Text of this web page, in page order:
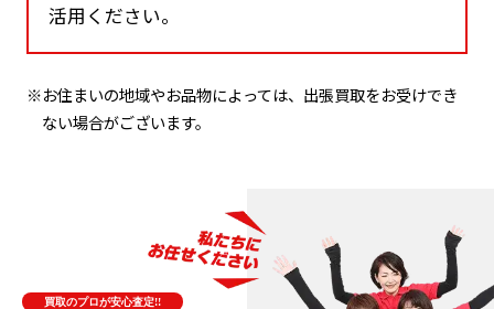
活用ください。
※お住まいの地域やお品物によっては、出張買取をお受けでき
ない場合がございます。
買取のプロが安心査定!!